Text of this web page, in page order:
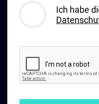
Ich habe